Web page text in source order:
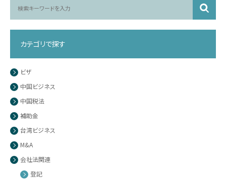
カテゴリで探す
ビザ
中国ビジネス
中国税法
補助金
台湾ビジネス
M&A
会社法関連
登記